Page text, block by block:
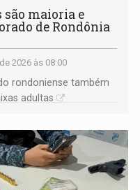
são maioria e
de Rondônia
2026 às 08:00
rondoniense também
adultas